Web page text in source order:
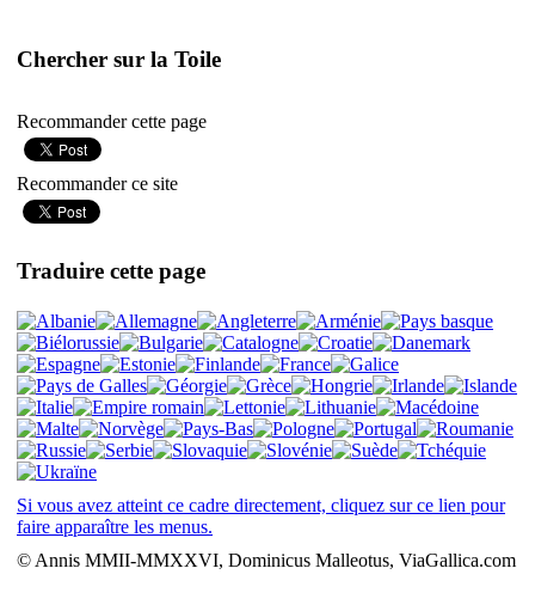
Chercher sur la Toile
Recommander cette page
Recommander ce site
Traduire cette page
Si vous avez atteint ce cadre directement, cliquez sur ce lien pour
faire apparaître les menus.
© Annis MMII-MMXXVI, Dominicus Malleotus, ViaGallica.com